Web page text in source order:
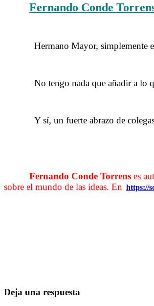
Fernando Conde
Hermano Mayor, simplemente
No tengo nada que añadir a lo
Y sí, un fuerte abrazo de
Fernando Conde Torrens es
sobre el mundo de las ideas. En https://
Deja una respuesta